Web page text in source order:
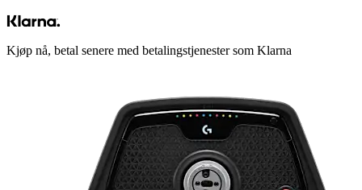
Kjøp nå, betal senere med betalingstjenester som Klarna